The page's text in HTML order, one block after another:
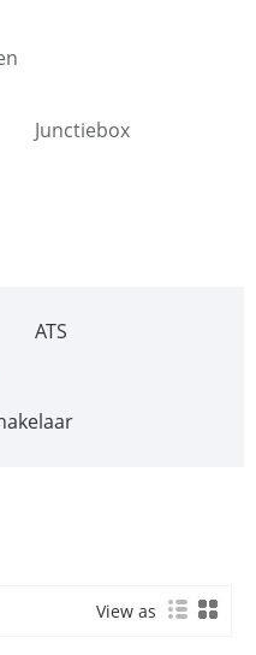
Junctiebox
ATS
View as